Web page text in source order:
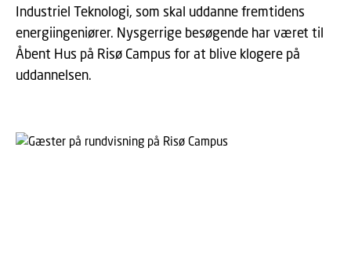
Industriel Teknologi, som skal uddanne fremtidens
energiingeniører. Nysgerrige besøgende har været til
Åbent Hus på Risø Campus for at blive klogere på
uddannelsen.